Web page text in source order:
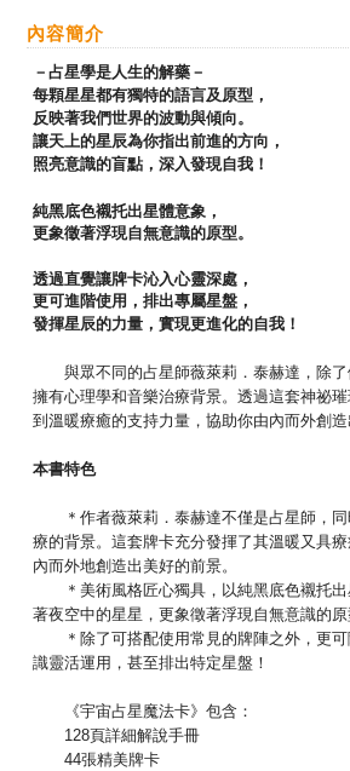
內容簡介
－占星學是人生的解藥－
每顆星星都有獨特的語言及原型，
反映著我們世界的波動與傾向。
讓天上的星辰為你指出前進的方向，
照亮意識的盲點，深入發現自我！
純黑底色襯托出星體意象，
更象徵著浮現自無意識的原型。
透過直覺讓牌卡沁入心靈深處，
更可進階使用，排出專屬星盤，
發揮星辰的力量，實現更進化的自我！
與眾不同的占星師薇萊莉．泰赫達，除了
擁有心理學和音樂治療背景。透過這套神祕
到溫暖療癒的支持力量，協助你由內而外創造
本書特色
＊作者薇萊莉．泰赫達不僅是占星師，同
療的背景。這套牌卡充分發揮了其溫暖又具
內而外地創造出美好的前景。
＊美術風格匠心獨具，以純黑底色襯托出
著夜空中的星星，更象徵著浮現自無意識的原
＊除了可搭配使用常見的牌陣之外，更可
識靈活運用，甚至排出特定星盤！
《宇宙占星魔法卡》包含：
128頁詳細解說手冊
44張精美牌卡